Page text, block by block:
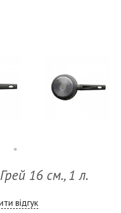
16 см., 1 л.
відгук